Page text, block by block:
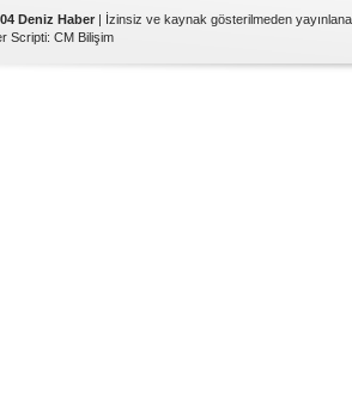
Deniz Haber | İzinsiz ve kaynak gösterilmeden
Scripti: CM Bilişim